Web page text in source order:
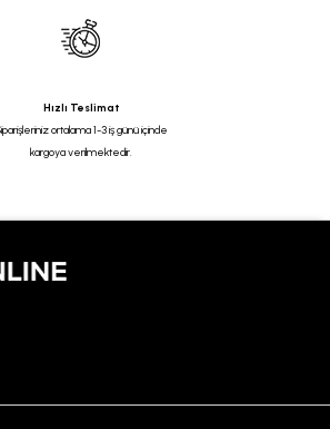
Hızlı Teslimat
ortalama 1-3 iş günü içinde
kargoya verilmektedir.